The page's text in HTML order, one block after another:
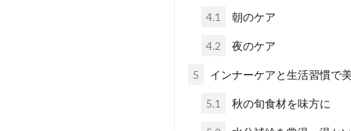
4.1 朝のケア
4.2 夜のケア
5 インナーケアと生活習慣で
5.1 秋の旬食材を味方に